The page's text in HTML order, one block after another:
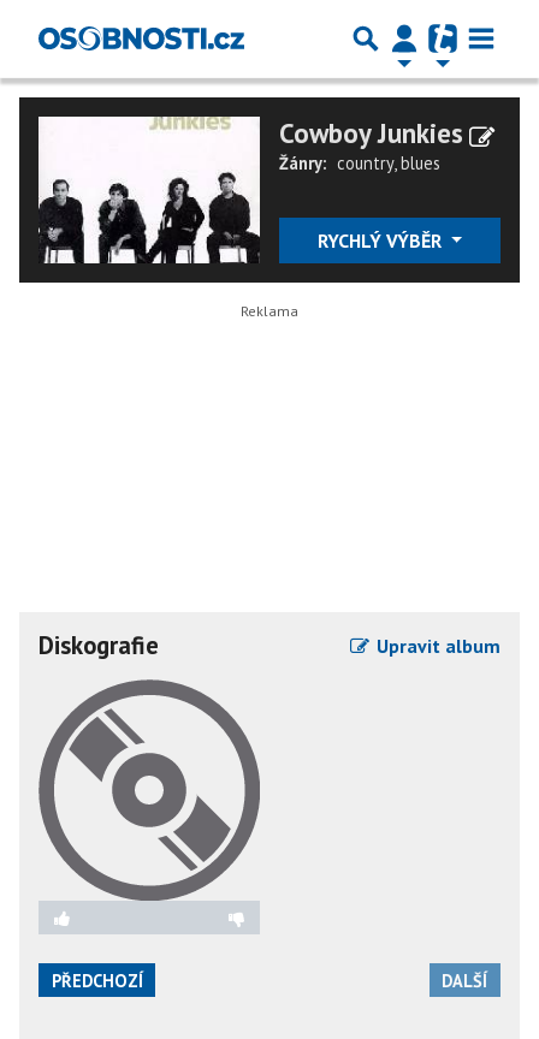
Cowboy Junkies
Žánry: country,blues
RYCHLÝ VÝBĚR
Diskografie Upravit album
PŘEDCHOZÍ DALŠÍ